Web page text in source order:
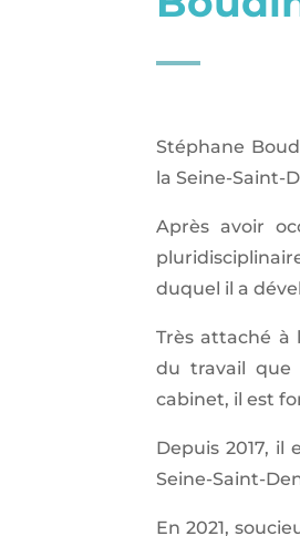
​Stéphane
la Seine-Saint-
Après avoir
duquel il a
Très attaché à
du travail que
cabinet, il est
Depuis 2017, il
Seine-Saint-
En 2021,